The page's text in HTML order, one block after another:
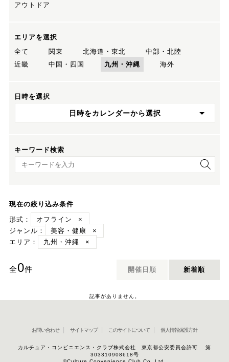
アウトドア
エリアを選択
全て
関東 北海道・東北
中部・北陸
近畿
中国・四国 九州・沖縄 海外
日時を選択
日時をカレンダーから選択
キーワード検索
キーワード検索
現在の絞り込み条件
形式：
オフライン
×
ジャンル：
美容・健康
×
エリア：
九州・沖縄 ×
全0件 開催日順 新着順
記事がありません。
お問い合わせ サイトマップ このサイトについて 個人情報保護方針
カルチュア・コンビニエンス・クラブ株式会社 東京都公安委員会許可 第
303310908618号